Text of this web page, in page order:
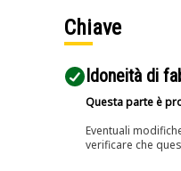
Chiave
Idoneità di
Questa parte è
Eventuali
verificare che